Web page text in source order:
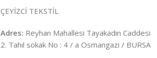
ÇEYİZCİ TEKSTİL
Adres: Reyhan Mahallesi Tayakadın Caddesi
2. Tahıl sokak No : 4 / a Osmangazi / BURSA